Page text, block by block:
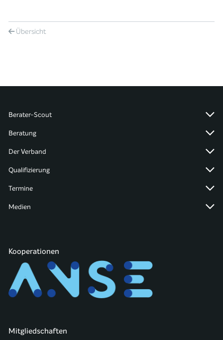
Übersicht
Berater-Scout
Beratung
Der Verband
Qualifizierung
Termine
Medien
Kooperationen
Mitgliedschaften